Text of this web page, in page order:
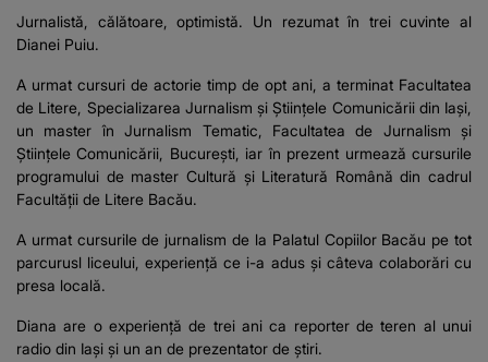
Jurnalistă, călătoare, optimistă. Un rezumat în trei cuvinte al
Dianei Puiu.
A urmat cursuri de actorie timp de opt ani, a terminat Facultatea
de Litere, Specializarea Jurnalism și Științele Comunicării din Iași,
un master în Jurnalism Tematic, Facultatea de Jurnalism și
Științele Comunicării, București, iar în prezent urmează cursurile
programului de master Cultură și Literatură Română din cadrul
Facultății de Litere Bacău.
A urmat cursurile de jurnalism de la Palatul Copiilor Bacău pe tot
parcurusl liceului, experiență ce i-a adus și câteva colaborări cu
presa locală.
Diana are o experiență de trei ani ca reporter de teren al unui
radio din Iași și un an de prezentator de știri.